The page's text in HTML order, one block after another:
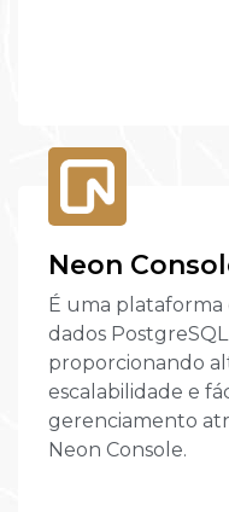
Neon
É uma
dados
proporcionando
escalabilidade e
gerenciamento
Neon Console.